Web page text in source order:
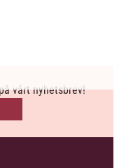
vårt nyhetsbrev!